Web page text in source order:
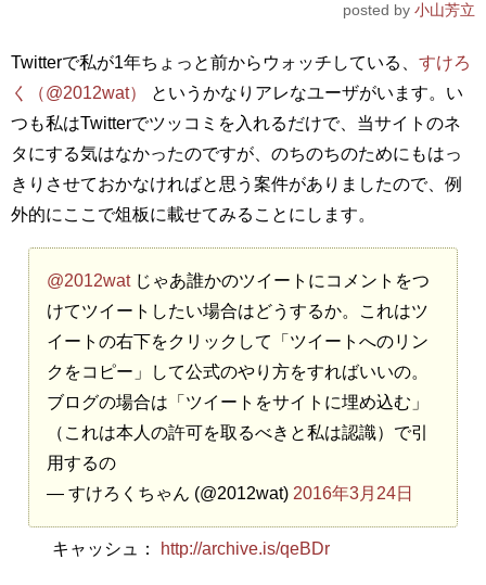
小山芳立
Twitterで私が1年ちょっと前からウォッチしている、 すけろ
く（@2012wat）
というかなりアレなユーザがいます。い
つも私はTwitterでツッコミを入れるだけで、当サイトのネ
タにする気はなかったのですが、のちのちのためにもはっ
きりさせておかなければと思う案件がありましたので、例
外的にここで俎板に載せてみることにします。
@2012watじゃあ誰かのツイートにコメントをつ
けてツイートしたい場合はどうするか。これはツ
イートの右下をクリックして「ツイートへのリン
クをコピー」して公式のやり方をすればいいの。
ブログの場合は「ツイートをサイトに埋め込む」
（これは本人の許可を取るべきと私は認識）で引
用するの
— すけろくちゃん (@2012wat) 2016年3月24日
キャッシュ： http://archive.is/qeBDr